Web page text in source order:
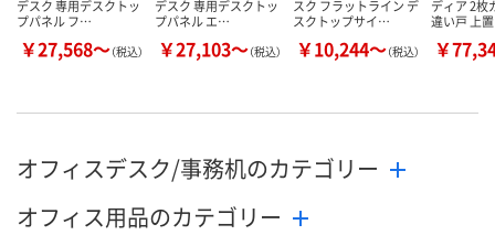
デスク 専用デスクトッ
プパネル フ…
￥27,568～（税込）
デスク 専用デスクトッ
プパネル エ…
￥27,103～（税込）
スク フラットライン デ
スクトップサイ…
￥10,244～（税込）
ディア 2枚
違い戸 上
￥
オフィスデスク/事務机のカテゴリー
オフィス用品のカテゴリー